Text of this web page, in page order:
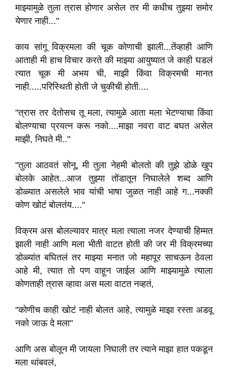
माझ्यामुळे तुला त्रास होणार असेल तर मी कधीच तुझ्या समोर
येणार नाही..."
काय सांगू विक्रमला की चूक कोणाची झाली...तेंव्हाही आणि
आताही मी हाच विचार करते की माझ्या आयुष्यात जे काही घडलं
त्यात चूक मी अभय ची, माझी किंवा विक्रमची मानत
नाही.....परिस्थिती होती जे चुकीची होती....
"त्रास तर देतोसच तू मला, त्यामुळे आता मला भेटण्याचा किंवा
बोलण्याचा प्रयत्न करू नको....माझा नवरा वाट बघत असेल
माझी, निघते मी.."
"तुला आठवतं सोनू, मी तुला नेहमी बोलतो की तुझे डोळे खुप
बोलके आहेत...आज तुझ्या तोंडातून निघालेले शब्द आणि
डोळ्यात असलेले भाव यांची भाषा जुळत नाही आहे ग...नक्की
कोण खोटं बोलतंय...."
विक्रम अस बोलल्यावर मात्र मला त्याला नजर देण्याची हिम्मत
झाली नाही आणि मला भीती वाटत होती की जर मी विक्रमच्या
डोळ्यांत बघितलं तर माझ्या मनात जो महापूर साचऊन ठेवला
आहे मी, त्यात तो पण वाहून जाईल आणि माझ्यामुळे त्याला
कोणताही त्रास व्हावा अस मला वाटत नव्हतं,
"कोणीच काही खोटं नाही बोलत आहे, त्यामुळे माझा रस्ता अडवू
नको जाऊ दे मला"
आणि अस बोलून मी जायला निघाली तर त्याने माझा हात पकडून
मला थांबवलं,